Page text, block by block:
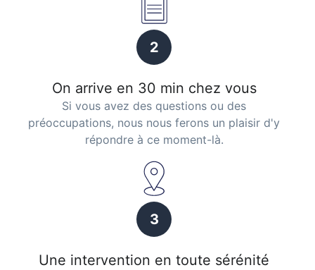
2
On arrive en 30 min chez vous
Si vous avez des questions ou des
préoccupations, nous nous ferons un plaisir d'y
répondre à ce moment-là.
3
Une intervention en toute sérénité